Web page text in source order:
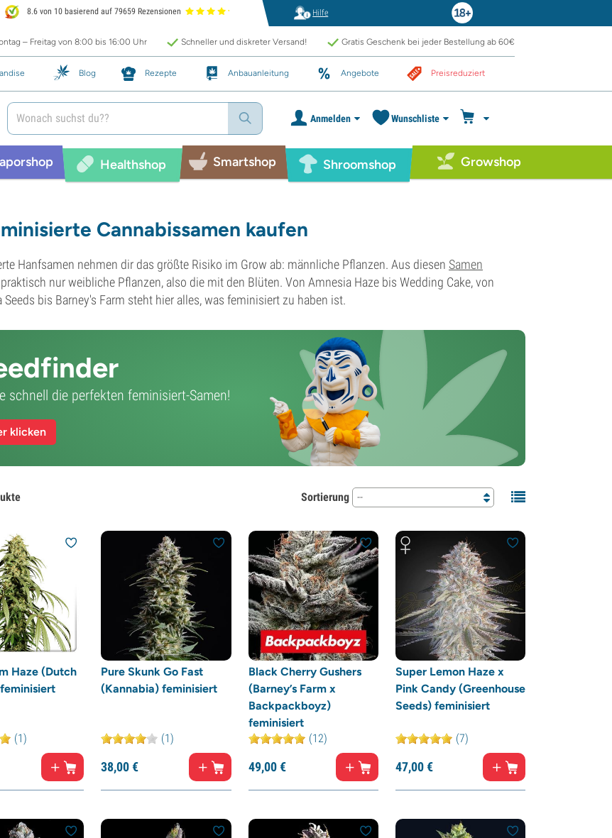
8.6 von 10 basierend auf 79659 Rezensionen Hilfe
– Freitag von 8:00 bis 16:00 Uhr Schneller und diskreter Versand! Gratis Geschenk bei jeder Bestellung ab 60€
Blog Rezepte Anbauanleitung Angebote Preisreduziert
Anmelden Wunschliste
Healthshop Smartshop Shroomshop Growshop
Cannabissamen kaufen
Hanfsamen nehmen dir das größte Risiko im Grow ab: männliche Pflanzen. Aus diesen Samen
nur weibliche Pflanzen, also die mit den Blüten. Von Amnesia Haze bis Wedding Cake, von
Seeds bis Barney's Farm steht hier alles, was feminisiert zu haben ist.
schnell die perfekten feminisiert-Samen!
klicken
Sortierung --
Haze (Dutch
(1)
Pure Skunk Go Fast
(Kannabia) feminisiert
(1)
38,00€
Black Cherry Gushers
(Barney’s Farm x
Backpackboyz)
feminisiert
(12)
49,00€
Super Lemon Haze x
Pink Candy (Greenhouse
Seeds) feminisiert
(7)
47,00€